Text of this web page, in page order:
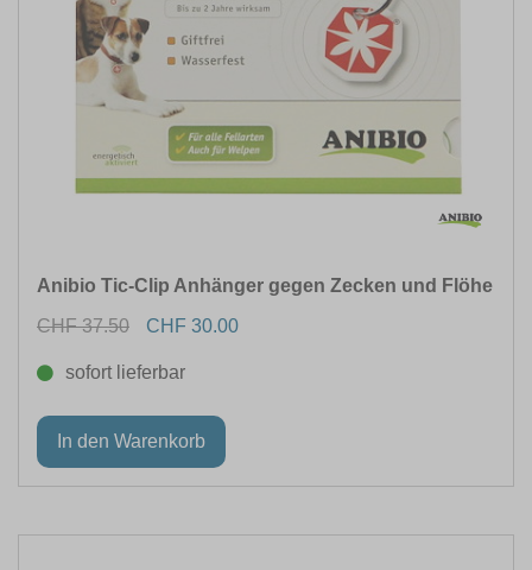
Anibio Tic-Clip Anhänger gegen Zecken und Flöhe
CHF 37.50
CHF 30.00
sofort lieferbar